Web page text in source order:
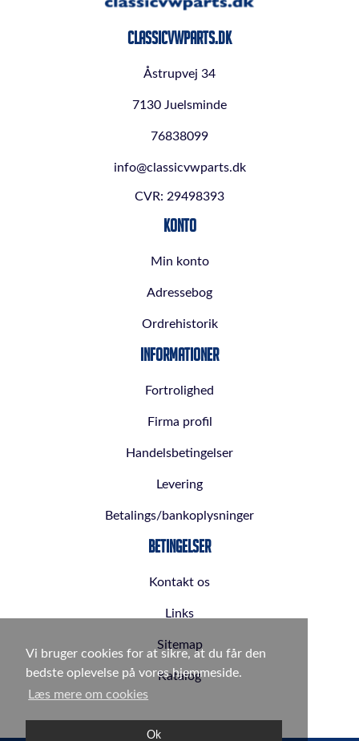
Vi bruger cookies for at sikre, at du får den
bedste oplevelse på vores hjemmeside.
Læs mere om cookies
Ok
ClassicVWParts.dk
Åstrupvej 34
7130 Juelsminde
76838099
info@classicvwparts.dk
CVR: 29498393
Konto
Min konto
Adressebog
Ordrehistorik
Informationer
Fortrolighed
Firma profil
Handelsbetingelser
Levering
Betalings/bankoplysninger
Betingelser
Kontakt os
Links
Sitemap
Katalog